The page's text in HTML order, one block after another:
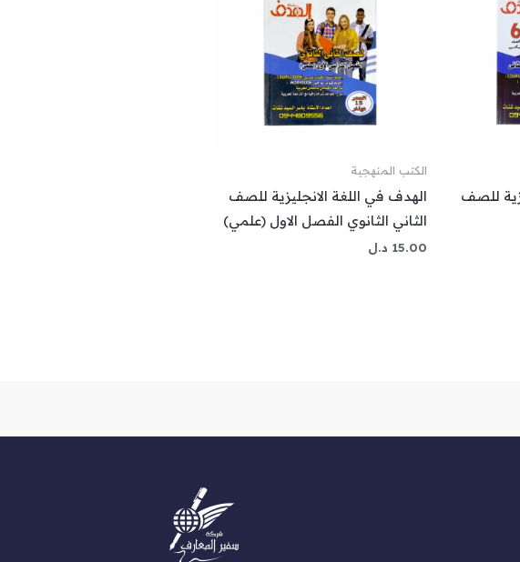
للصف
الكتب المنهجية
الهدف في اللغة الانجليزية للصف
الثاني الثانوي الفصل الاول (علمي)
15.00 د.ل